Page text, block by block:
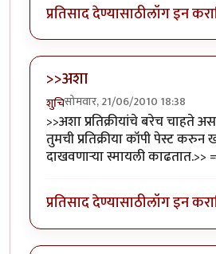
प्रतिसाद देण्यासाठीलॉग इन करा
>>अशा
शुचिसोमवार, 21/06/2010 18:38
>>अशा प्रतिक्रीयांचे बरेच चाहते
तुमची प्रतिक्रीया कॉपी पेस्ट करुन
दाखवणार्‍या स्मायली काढतात.>>
प्रतिसाद देण्यासाठीलॉग इन करा